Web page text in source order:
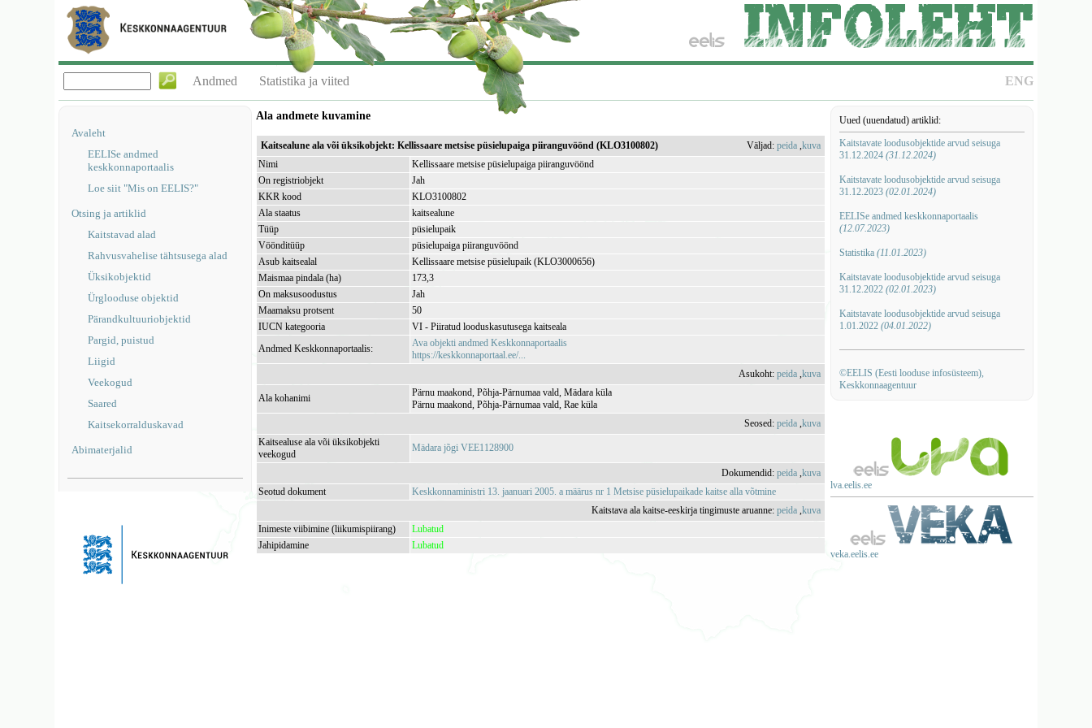
ENG
Andmed Statistika ja viited
Avaleht
EELISe andmed
keskkonnaportaalis
Loe siit "Mis on EELIS?"
Otsing ja artiklid
Kaitstavad alad
Rahvusvahelise tähtsusega alad
Üksikobjektid
Ürglooduse objektid
Pärandkultuuriobjektid
Pargid, puistud
Liigid
Veekogud
Saared
Kaitsekorralduskavad
Abimaterjalid
Uued (uuendatud) artiklid:
Kaitstavate loodusobjektide arvud seisuga
31.12.2024 (31.12.2024)
Kaitstavate loodusobjektide arvud seisuga
31.12.2023 (02.01.2024)
EELISe andmed keskkonnaportaalis
(12.07.2023)
Statistika (11.01.2023)
Kaitstavate loodusobjektide arvud seisuga
31.12.2022 (02.01.2023)
Kaitstavate loodusobjektide arvud seisuga
1.01.2022 (04.01.2022)
©EELIS (Eesti looduse infosüsteem),
Keskkonnaagentuur
lva.eelis.ee
veka.eelis.ee
Ala andmete kuvamine
Kaitsealune ala või üksikobjekt: Kellissaare metsise püsielupaiga piiranguvöönd (KLO3100802) Väljad:peida ,kuva
Nimi
Kellissaare metsise püsielupaiga piiranguvöönd
On registriobjekt
Jah
KKR kood
KLO3100802
Ala staatus
kaitsealune
Tüüp
püsielupaik
Vöönditüüp
püsielupaiga piiranguvöönd
Asub kaitsealal
Kellissaare metsise püsielupaik (KLO3000656)
Maismaa pindala (ha)
173,3
On maksusoodustus
Jah
Maamaksu protsent
50
IUCN kategooria
VI - Piiratud looduskasutusega kaitseala
Andmed Keskkonnaportaalis:
Ava objekti andmed Keskkonnaportaalis
https://keskkonnaportaal.ee/...
Asukoht:peida ,kuva
Ala kohanimi
Pärnu maakond, Põhja-Pärnumaa vald, Mädara küla
Pärnu maakond, Põhja-Pärnumaa vald, Rae küla
Seosed:peida ,kuva
Kaitsealuse ala või üksikobjekti
veekogud
Mädara jõgi VEE1128900
Dokumendid:peida ,kuva
Seotud dokument
Keskkonnaministri 13. jaanuari 2005. a määrus nr 1 Metsise püsielupaikade kaitse alla võtmine
Kaitstava ala kaitse-eeskirja tingimuste aruanne:peida ,kuva
Inimeste viibimine (liikumispiirang)
Lubatud
Jahipidamine
Lubatud